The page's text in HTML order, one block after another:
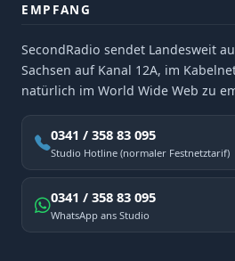
EMPFANG
SecondRadio sendet Landesweit
Sachsen auf Kanal 12A, im
natürlich im World Wide Web zu
0341 / 358 83 095
Studio Hotline (normaler Festnetztarif)
0341 / 358 83 095
WhatsApp ans Studio